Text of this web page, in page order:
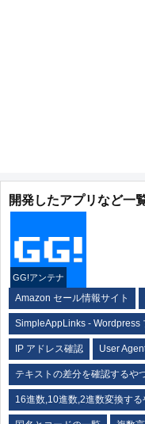
開発したアプリなど一
GG!アンテナ
Amazon セール情報サイト
SimpleAppLinks - Wordpress
IP アドレス確認 User
テキストの差分を確認するや
16進数,10進数,2進数変換する